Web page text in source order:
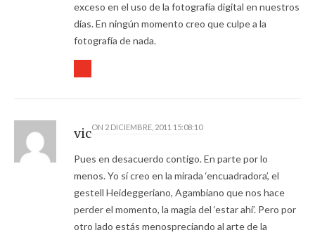
exceso en el uso de la fotografía digital en nuestros
días. En ningún momento creo que culpe a la
fotografía de nada.
vicON 2 DICIEMBRE, 2011 15:08:10
Pues en desacuerdo contigo. En parte por lo
menos. Yo sí creo en la mirada ‘encuadradora’, el
gestell Heideggeriano, Agambiano que nos hace
perder el momento, la magia del ‘estar ahí’. Pero por
otro lado estás menospreciando al arte de la